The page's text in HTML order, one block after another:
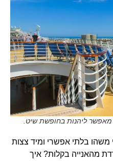
ליהנות בחופשת שיט.
בלתי אפשרי ומיד צצות
מהאנייה בקלות? איך